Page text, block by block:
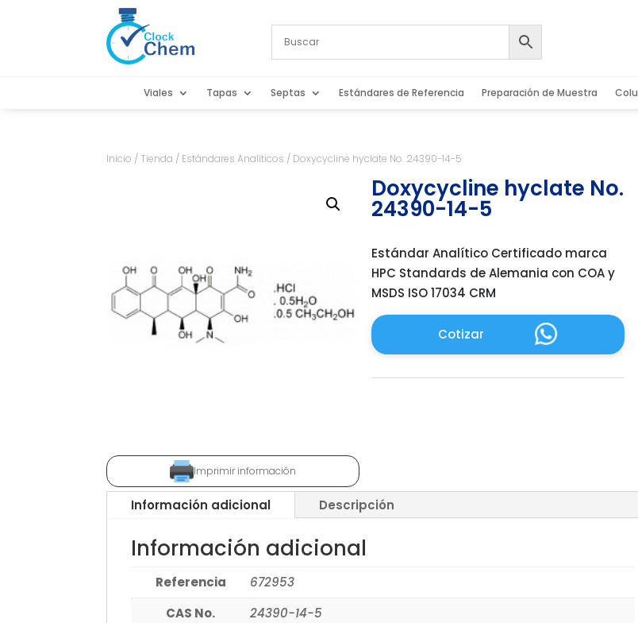
Viales Tapas Septas Estándares de Referencia Preparación de Muestra
Inicio / Tienda / Estándares Analíticos / Doxycycline hyclate No. 24390-14-5
Imprimir información
Doxycycline hyclate No.
24390-14-5
Estándar Analítico Certificado marca
HPC Standards de Alemania con COA y
MSDS ISO 17034 CRM
Cotizar
Información adicional Descripción
Información adicional
Referencia
672953
CAS No.
24390-14-5